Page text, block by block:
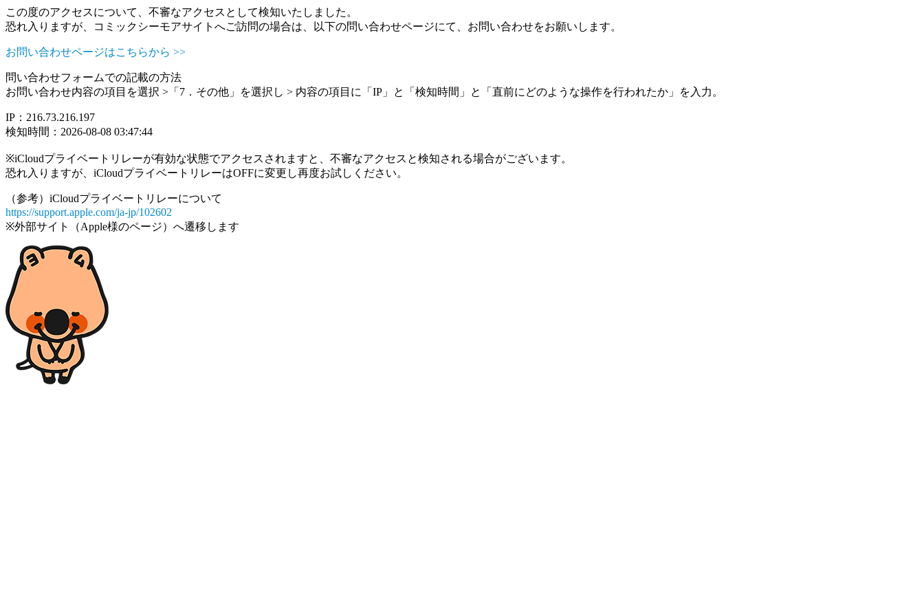
この度のアクセスについて、不審なアクセスとして検知いたしました。
恐れ入りますが、コミックシーモアサイトへご訪問の場合は、以下の問い合わせページにて、お問い合わせをお願いします。
お問い合わせページはこちらから >>
問い合わせフォームでの記載の方法
お問い合わせ内容の項目を選択 >「7．その他」を選択し > 内容の項目に「IP」と「検知時間」と「直前にどのような操作を行われたか」を入力。
IP：216.73.216.197
検知時間：2026-08-08 03:47:44
※iCloudプライベートリレーが有効な状態でアクセスされますと、不審なアクセスと検知される場合がございます。
恐れ入りますが、iCloudプライベートリレーはOFFに変更し再度お試しください。
（参考）iCloudプライベートリレーについて
https://support.apple.com/ja-jp/102602
※外部サイト（Apple様のページ）へ遷移します